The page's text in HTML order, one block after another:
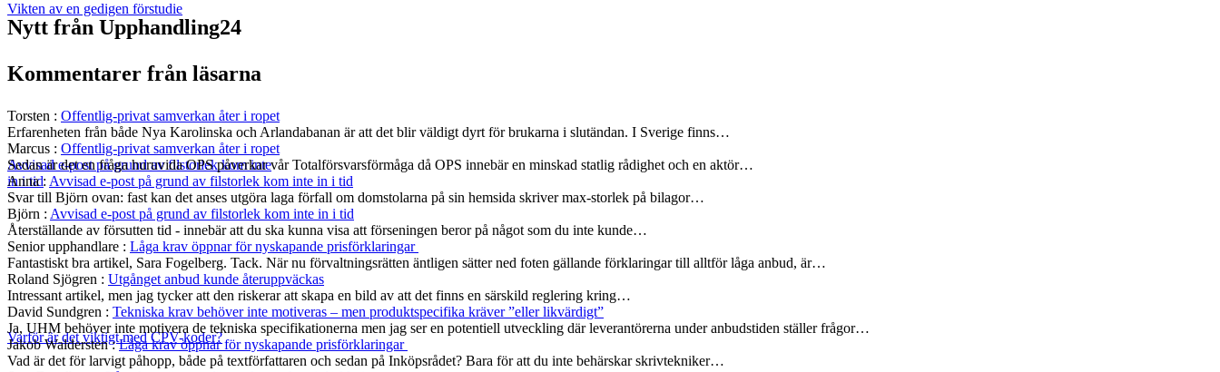
Vikten av en gedigen förstudie
Avvisad e-post på grund av filstorlek kom inte
in i tid
Varför är det viktigt med CPV-koder?
Nytt från Upphandling24
Kommentarer från läsarna
Torsten : Offentlig-privat samverkan åter i ropet
Erfarenheten från både Nya Karolinska och Arlandabanan är att det blir väldigt dyrt för brukarna i slutändan. I Sverige finns…
Marcus : Offentlig-privat samverkan åter i ropet
Sedan är det en fråga huruvida OPS påverkar vår Totalförsvarsförmåga då OPS innebär en minskad statlig rådighet och en aktör…
Anna: Avvisad e-post på grund av filstorlek kom inte in i tid
Svar till Björn ovan: fast kan det anses utgöra laga förfall om domstolarna på sin hemsida skriver max-storlek på bilagor…
Björn : Avvisad e-post på grund av filstorlek kom inte in i tid
Återställande av försutten tid - innebär att du ska kunna visa att förseningen beror på något som du inte kunde…
Senior upphandlare : Låga krav öppnar för nyskapande prisförklaringar
Fantastiskt bra artikel, Sara Fogelberg. Tack. När nu förvaltningsrätten äntligen sätter ned foten gällande förklaringar till alltför låga anbud, är…
Roland Sjögren : Utgånget anbud kunde återuppväckas
Intressant artikel, men jag tycker att den riskerar att skapa en bild av att det finns en särskild reglering kring…
David Sundgren : Tekniska krav behöver inte motiveras – men produktspecifika kräver ”eller likvärdigt”
Ja, UHM behöver inte motivera de tekniska specifikationerna men jag ser en potentiell utveckling där leverantörerna under anbudstiden ställer frågor…
Jakob Waldersten:Låga krav öppnar för nyskapande prisförklaringar
Vad är det för larvigt påhopp, både på textförfattaren och sedan på Inköpsrådet? Bara för att du inte behärskar skrivtekniker…